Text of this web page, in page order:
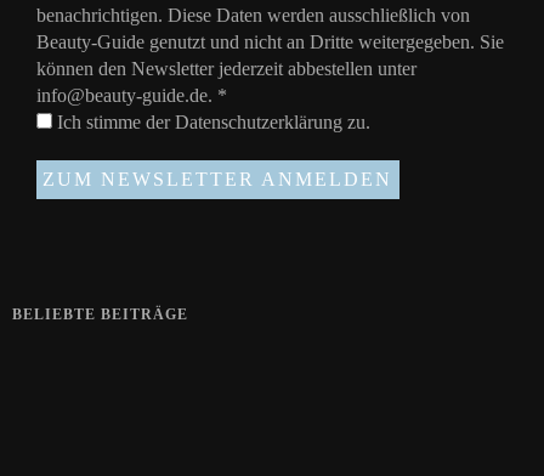
benachrichtigen. Diese Daten werden ausschließlich von
Beauty-Guide genutzt und nicht an Dritte weitergegeben. Sie
können den Newsletter jederzeit abbestellen unter
info@beauty-guide.de. *
Ich stimme derDatenschutzerklärung zu.
BELIEBTE BEITRÄGE